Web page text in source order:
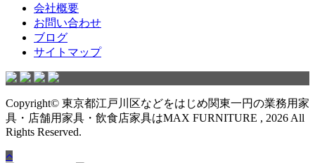
会社概要
お問い合わせ
ブログ
サイトマップ
Copyright© 東京都江戸川区などをはじめ関東一円の業務用家
具・店舗用家具・飲食店家具はMAX FURNITURE , 2026 All
Rights Reserved.